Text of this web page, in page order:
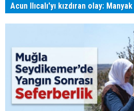
Acun Ilıcalı'yı kızdıran olay: